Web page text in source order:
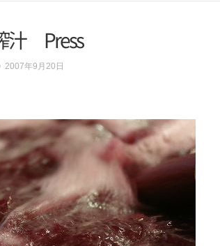
汁 Press
2007年9月20日